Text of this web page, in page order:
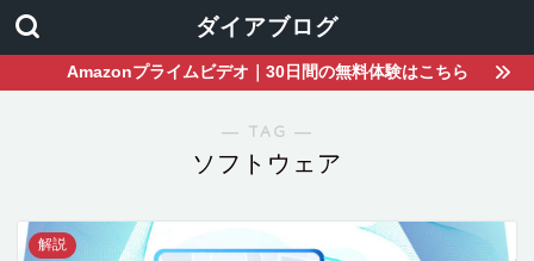
ダイアブログ
Amazonプライムビデオ｜30日間の無料体験はこちら
― TAG ―
ソフトウェア
解説